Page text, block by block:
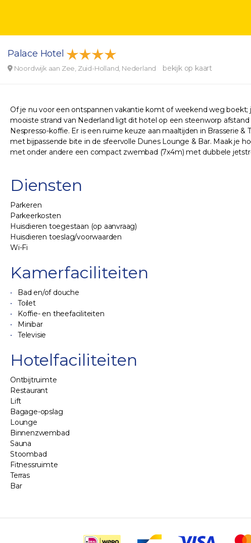
Palace Hotel
Noordwijk aan Zee, Zuid-Holland, Nederland bekijk op kaart
Of je nu voor een ontspannen vakantie komt of weekend weg
mooiste strand van Nederland ligt dit hotel op een steenworp
Nespresso-koffie. Er is een ruime keuze aan maaltijden in Brasserie
met bijpassende bite in de sfeervolle Dunes Lounge & Bar. Maak je
met onder andere een compact zwembad (7x4m) met dubbele
Diensten
Parkeren
Parkeerkosten
Huisdieren toegestaan (op aanvraag)
Huisdieren toeslag/voorwaarden
Wi-Fi
Kamerfaciliteiten
Bad en/of douche
Toilet
Koffie- en theefaciliteiten
Minibar
Televisie
Hotelfaciliteiten
Ontbijtruimte
Restaurant
Lift
Bagage-opslag
Lounge
Binnenzwembad
Sauna
Stoombad
Fitnessruimte
Terras
Bar